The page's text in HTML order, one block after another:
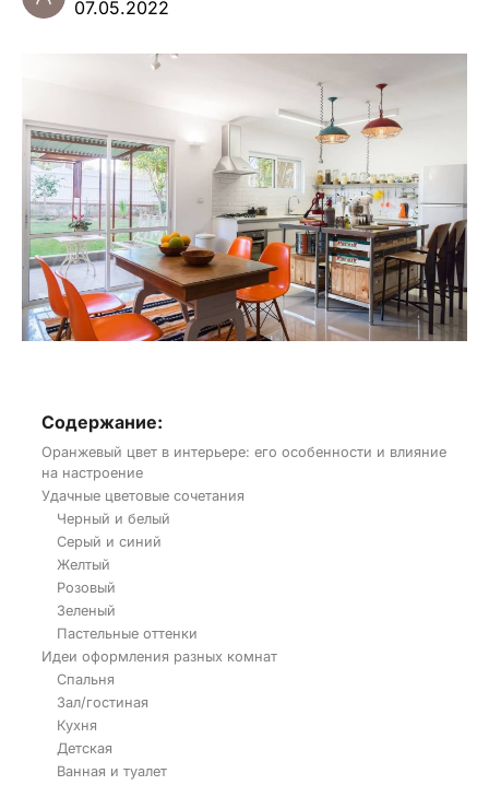
07.05.2022
Содержание:
Оранжевый цвет в интерьере: его особенности и влияние
на настроение
Удачные цветовые сочетания
Черный и белый
Серый и синий
Желтый
Розовый
Зеленый
Пастельные оттенки
Идеи оформления разных комнат
Спальня
Зал/гостиная
Кухня
Детская
Ванная и туалет